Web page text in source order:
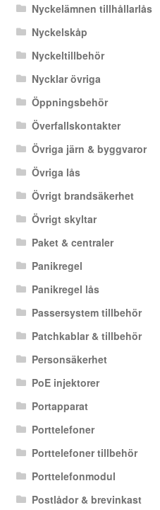
Nyckelämnen tillhållarlås
Nyckelskåp
Nyckeltillbehör
Nycklar övriga
Öppningsbehör
Överfallskontakter
Övriga järn & byggvaror
Övriga lås
Övrigt brandsäkerhet
Övrigt skyltar
Paket & centraler
Panikregel
Panikregel lås
Passersystem tillbehör
Patchkablar & tillbehör
Personsäkerhet
PoE injektorer
Portapparat
Porttelefoner
Porttelefoner tillbehör
Porttelefonmodul
Postlådor & brevinkast